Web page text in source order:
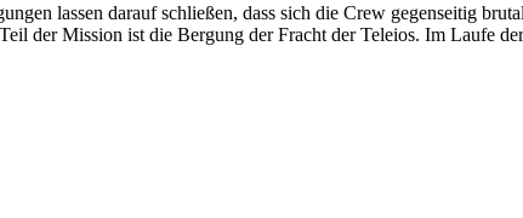
lassen darauf schließen, dass sich die Crew gegenseitig
der Mission ist die Bergung der Fracht der Teleios. Im Laufe